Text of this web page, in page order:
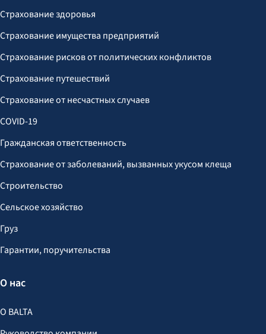
Страхование здоровья
Страхование имущества предприятий
Страхование рисков от политических конфликтов
Страхование путешествий
Страхование от несчастных случаев
COVID-19
Гражданская ответственность
Страхование от заболеваний, вызванных укусом клеща
Строительство
Сельское хозяйство
Груз
Гарантии, поручительства
О нас
О BALTA